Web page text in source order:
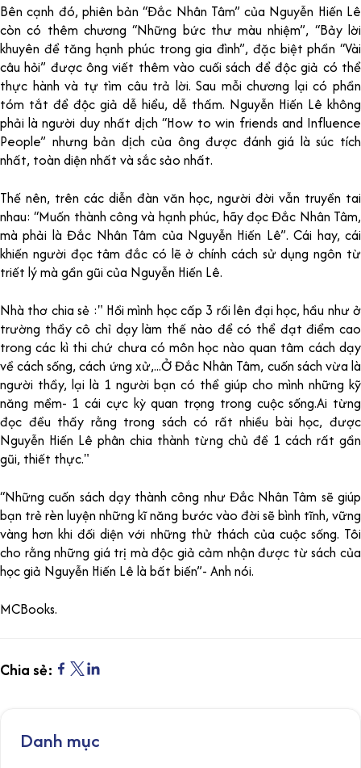
Bên cạnh đó, phiên bản “Đắc Nhân Tâm” của Nguyễn Hiến Lê
còn có thêm chương “Những bức thư màu nhiệm”, “Bảy lời
khuyên để tăng hạnh phúc trong gia đình”, đặc biệt phần “Vài
câu hỏi” được ông viết thêm vào cuối sách để độc giả có thể
thực hành và tự tìm câu trả lời. Sau mỗi chương lại có phần
tóm tắt để độc giả dễ hiểu, dễ thấm. Nguyễn Hiến Lê không
phải là người duy nhất dịch “How to win friends and Influence
People” nhưng bản dịch của ông được đánh giá là súc tích
nhất, toàn diện nhất và sắc sảo nhất.
Thế nên, trên các diễn đàn văn học, người đời vẫn truyền tai
nhau: “Muốn thành công và hạnh phúc, hãy đọc Đắc Nhân Tâm,
mà phải là Đắc Nhân Tâm của Nguyễn Hiến Lê”. Cái hay, cái
khiến người đọc tâm đắc có lẽ ở chính cách sử dụng ngôn từ
triết lý mà gần gũi của Nguyễn Hiến Lê.
Nhà thơ chia sẻ :" Hồi mình học cấp 3 rồi lên đại học, hầu như ở
trường thầy cô chỉ dạy làm thế nào để có thể đạt điểm cao
trong các kì thi chứ chưa có môn học nào quan tâm cách dạy
về cách sống, cách ứng xử,...Ở Đắc Nhân Tâm, cuốn sách vừa là
người thầy, lại là 1 người bạn có thể giúp cho mình những kỹ
năng mềm- 1 cái cực kỳ quan trọng trong cuộc sống.Ai từng
đọc đều thấy rằng trong sách có rất nhiều bài học, được
Nguyễn Hiến Lê phân chia thành từng chủ đề 1 cách rất gần
gũi, thiết thực."
“Những cuốn sách dạy thành công như Đắc Nhân Tâm sẽ giúp
bạn trẻ rèn luyện những kĩ năng bước vào đời sẽ bình tĩnh, vững
vàng hơn khi đối diện với những thử thách của cuộc sống. Tôi
cho rằng những giá trị mà độc giả cảm nhận được từ sách của
học giả Nguyễn Hiến Lê là bất biến”- Anh nói.
MCBooks.
Chia sẻ:
Danh mục